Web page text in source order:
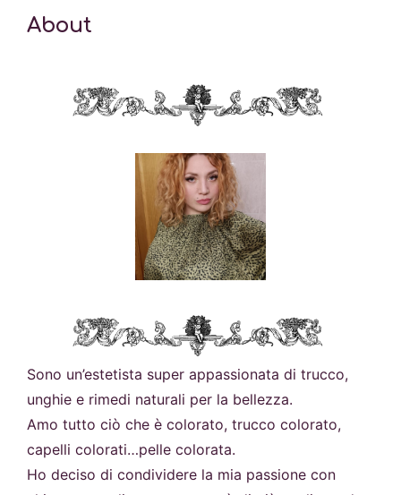
About
Sono un’estetista super appassionata di trucco,
unghie e rimedi naturali per la bellezza.
Amo tutto ciò che è colorato, trucco colorato,
capelli colorati…pelle colorata.
Ho deciso di condividere la mia passione con